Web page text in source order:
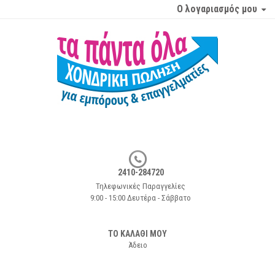
Ο λογαριασμός μου
2410-284720
Τηλεφωνικές Παραγγελίες
9:00 - 15:00 Δευτέρα - Σάββατο
ΤΟ ΚΑΛΑΘΙ ΜΟΥ
Άδειο